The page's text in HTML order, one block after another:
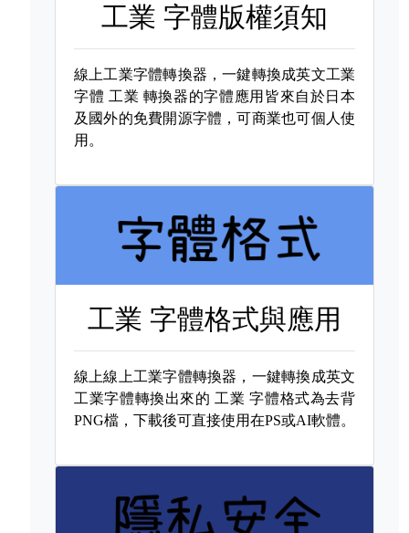
工業 字體版權須知
線上工業字體轉換器，一鍵轉換成英文工業
字體 工業 轉換器的字體應用皆來自於日本
及國外的免費開源字體，可商業也可個人使
用。
工業 字體格式與應用
線上線上工業字體轉換器，一鍵轉換成英文
工業字體轉換出來的工業 字體格式為去背
PNG檔，下載後可直接使用在PS或AI軟體。